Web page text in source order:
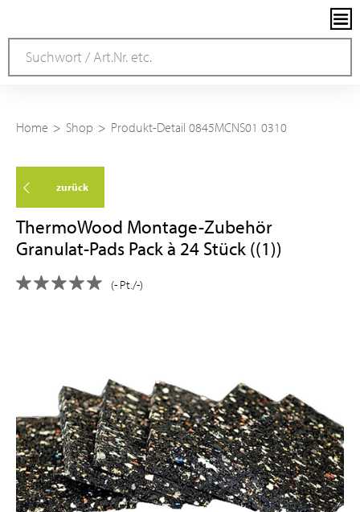
Home Shop Produkt-Detail 0845MCNS01 0310
zurück
ThermoWood Montage-Zubehör
Granulat-Pads Pack à 24 Stück ((1))
(- Pt./-)